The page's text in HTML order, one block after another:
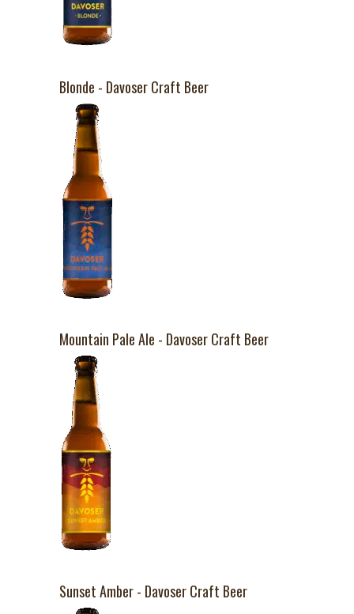
Blonde - Davoser Craft Beer
Mountain Pale Ale - Davoser Craft Beer
Sunset Amber - Davoser Craft Beer